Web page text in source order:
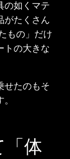
の如くマテ
がたくさん
もの」だけ
トの大きな
せたのもそ
「体